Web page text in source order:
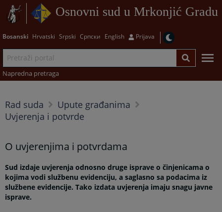
Osnovni sud u Mrkonjić Gradu
Bosanski Hrvatski Srpski Српски English Prijava
Napredna pretraga
Rad suda
Upute građanima
Uvjerenja i potvrde
O uvjerenjima i potvrdama
Sud izdaje uvjerenja odnosno druge isprave o činjenicama o
kojima vodi službenu evidenciju, a saglasno sa podacima iz
službene evidencije. Tako izdata uvjerenja imaju snagu javne
isprave.